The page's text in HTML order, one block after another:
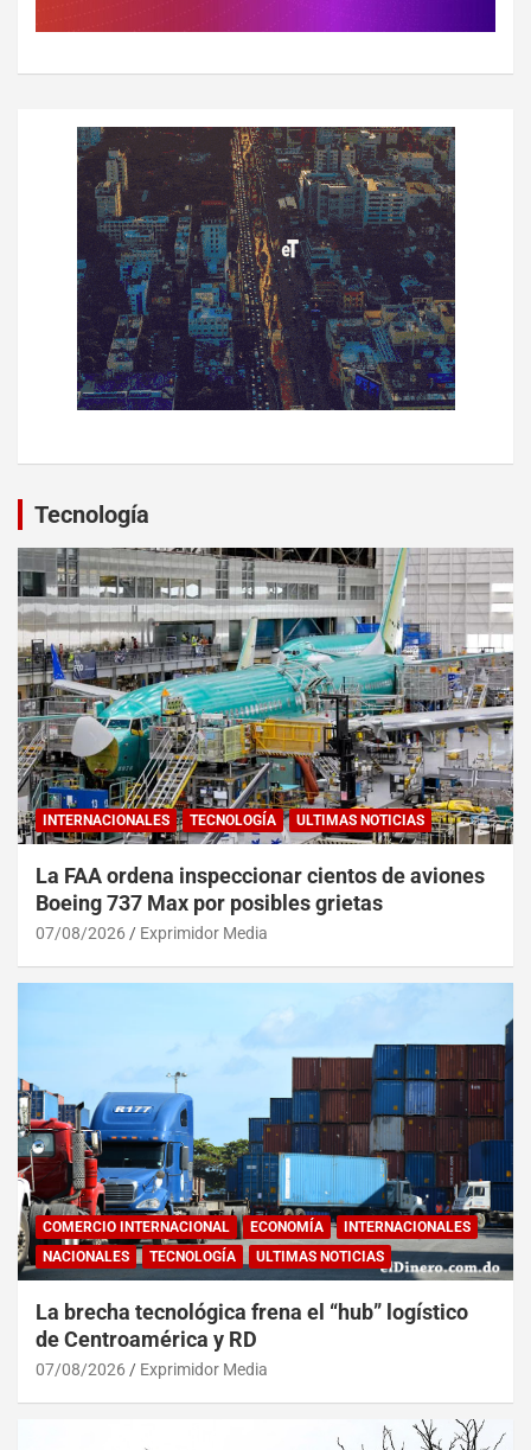
Tecnología
INTERNACIONALES TECNOLOGÍA ULTIMAS NOTICIAS
La FAA ordena inspeccionar cientos de aviones
Boeing 737 Max por posibles grietas
07/08/2026 Exprimidor Media
COMERCIO INTERNACIONAL ECONOMÍA
INTERNACIONALES
NACIONALES
TECNOLOGÍA ULTIMAS NOTICIAS
La brecha tecnológica frena el “hub” logístico
de Centroamérica y RD
07/08/2026 Exprimidor Media